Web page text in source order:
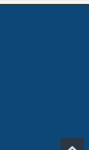
en la tienda deportiva
las camisetas del club
a los precios más bajos!